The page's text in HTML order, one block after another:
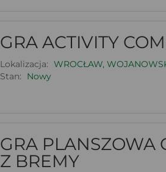
GRA ACTIVITY
Lokalizacja: WROCŁAW,
Stan:
Nowy
GRA PLANSZOWA
Z BREMY